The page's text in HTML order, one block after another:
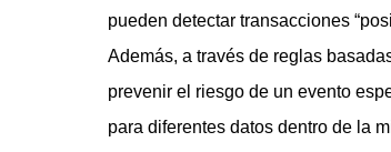
pueden detectar transacciones
Además, a través de reglas
prevenir el riesgo de un evento
para diferentes datos dentro de la